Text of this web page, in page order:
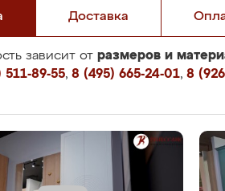
Доставка
зависит от размеров и
89-55, 8 (495) 665-24-01, 8